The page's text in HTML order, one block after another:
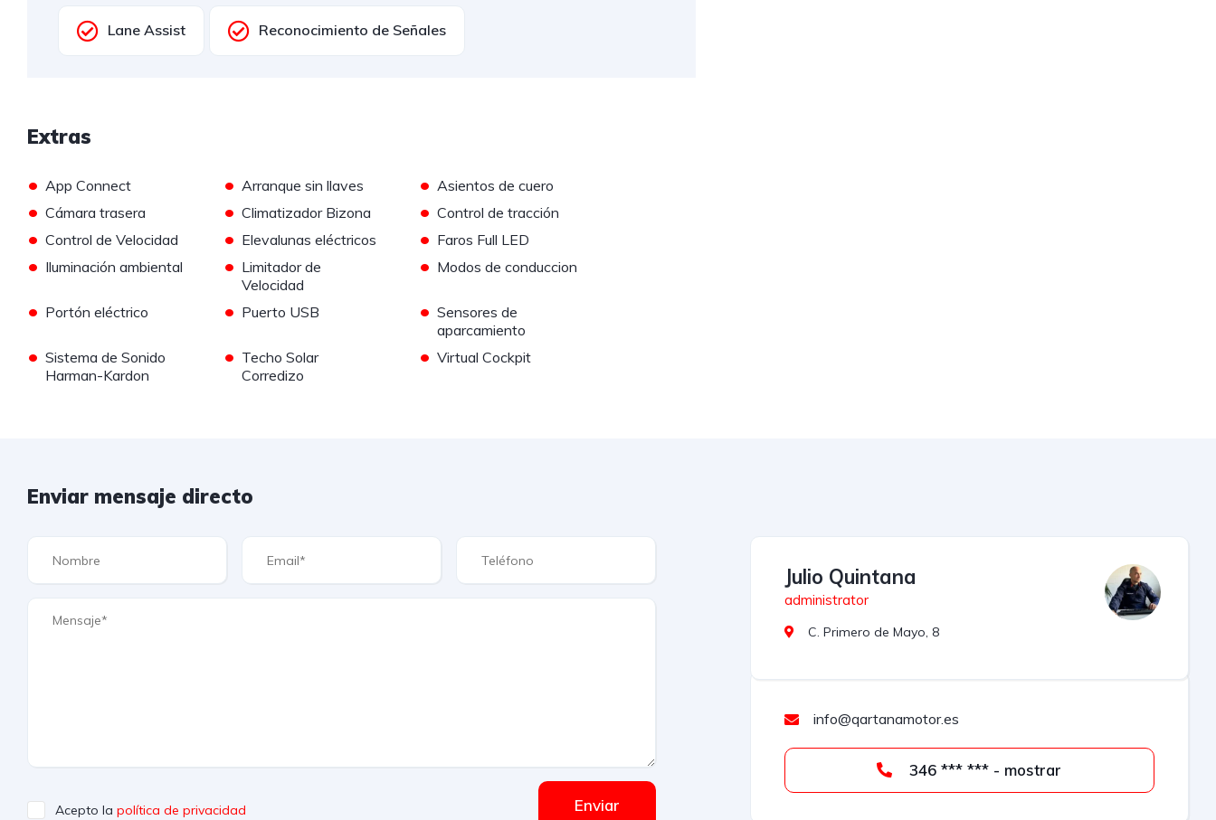
Lane Assist Reconocimiento de Señales
Extras
• App Connect • Arranque sin llaves • Asientos de cuero
• Cámara trasera • Climatizador Bizona • Control de tracción
• Control de Velocidad • Elevalunas eléctricos • Faros Full LED
• Iluminación ambiental • Limitador de
Velocidad
• Modos de conduccion
• Portón eléctrico • Puerto USB • Sensores de
aparcamiento
• Sistema de Sonido
Harman-Kardon
• Techo Solar
Corredizo
• Virtual Cockpit
Enviar mensaje directo
Acepto la política de privacidad Enviar
Julio Quintana
administrator
C. Primero de Mayo, 8
info@qartanamotor.es
346 *** *** - mostrar